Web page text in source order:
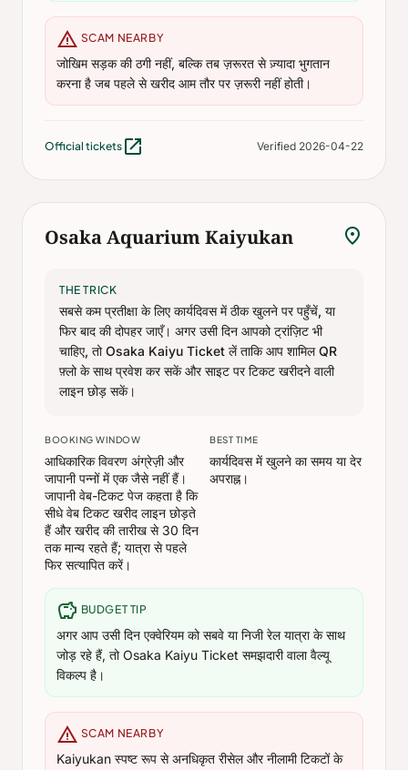
warning SCAM NEARBY
जोखिम सड़क की ठगी नहीं, बल्कि तब ज़रूरत से ज़्यादा भुगतान
करना है जब पहले से खरीद आम तौर पर ज़रूरी नहीं होती।
Official tickets open_in_new Verified 2026-04-22
Osaka Aquarium Kaiyukan location_on
THE TRICK
सबसे कम प्रतीक्षा के लिए कार्यदिवस में ठीक खुलने पर पहुँचें, या
फिर बाद की दोपहर जाएँ। अगर उसी दिन आपको ट्रांज़िट भी
चाहिए, तो Osaka Kaiyu Ticket लें ताकि आप शामिल QR
फ़्लो के साथ प्रवेश कर सकें और साइट पर टिकट खरीदने वाली
लाइन छोड़ सकें।
BOOKING WINDOW
आधिकारिक विवरण अंग्रेज़ी और
जापानी पन्नों में एक जैसे नहीं हैं।
जापानी वेब-टिकट पेज कहता है कि
सीधे वेब टिकट खरीद लाइन छोड़ते
हैं और खरीद की तारीख से 30 दिन
तक मान्य रहते हैं; यात्रा से पहले
फिर सत्यापित करें।
BEST TIME
कार्यदिवस में खुलने का समय या देर
अपराह्न।
savings BUDGET TIP
अगर आप उसी दिन एक्वेरियम को सबवे या निजी रेल यात्रा के साथ
जोड़ रहे हैं, तो Osaka Kaiyu Ticket समझदारी वाला वैल्यू
विकल्प है।
warning SCAM NEARBY
Kaiyukan स्पष्ट रूप से अनधिकृत रीसेल और नीलामी टिकटों के